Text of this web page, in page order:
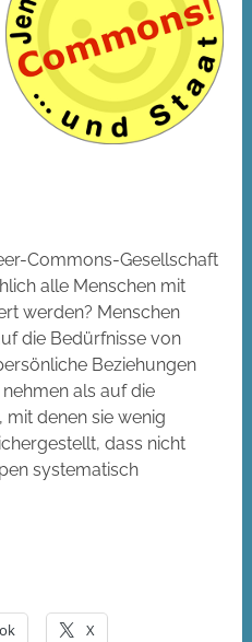
Commons-Gesellschaft
alle Menschen mit
werden? Menschen
die Bedürfnisse von
Beziehungen
als auf die
mit denen sie wenig
dass nicht
systematisch
X